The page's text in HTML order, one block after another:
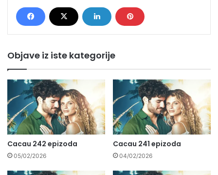
Objave iz iste kategorije
Cacau 242 epizoda
05/02/2026
Cacau 241 epizoda
04/02/2026